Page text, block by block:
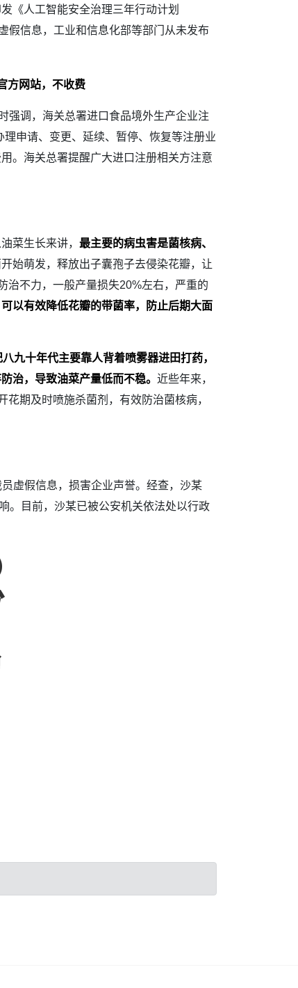
《人工智能安全治理三年行动计划
假信息，工业和信息化部等部门从未发布
方网站，不收费
强调，海关总署进口食品境外生产企业注
申请、变更、延续、暂停、恢复等注册业
。海关总署提醒广大进口注册相关方注意
菜生长来讲， 最主要的病虫害是菌核病、
始萌发，释放出子囊孢子去侵染花瓣，让
治不力，一般产量损失20%左右，严重的
以有效降低花瓣的带菌率，防止后期大面
八九十年代主要靠人背着喷雾器进田打药，
治，导致油菜产量低而不稳。 近些年来，
期及时喷施杀菌剂，有效防治菌核病，
虚假信息，损害企业声誉。经查，沙某
。目前，沙某已被公安机关依法处以行政